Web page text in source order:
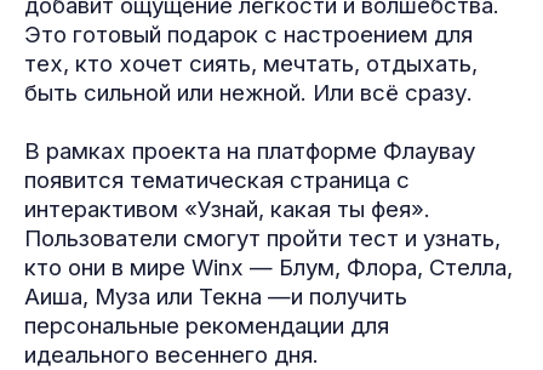
Это готовый подарок с настроением для
тех, кто хочет сиять, мечтать, отдыхать,
быть сильной или нежной. Или всё сразу.
В рамках проекта на платформе Флаувау
появится тематическая страница с
интерактивом «Узнай, какая ты фея».
Пользователи смогут пройти тест и узнать,
кто они в мире Winx — Блум, Флора, Стелла,
Аиша, Муза или Текна —и получить
персональные рекомендации для
идеального весеннего дня.